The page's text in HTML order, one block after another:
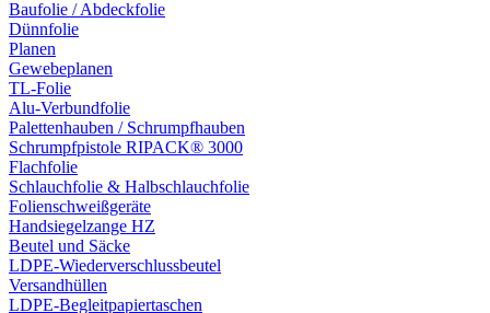
Baufolie / Abdeckfolie
Dünnfolie
Planen
Gewebeplanen
TL-Folie
Alu-Verbundfolie
Palettenhauben / Schrumpfhauben
Schrumpfpistole RIPACK® 3000
Flachfolie
Schlauchfolie & Halbschlauchfolie
Folienschweißgeräte
Handsiegelzange HZ
Beutel und Säcke
LDPE-Wiederverschlussbeutel
Versandhüllen
LDPE-Begleitpapiertaschen